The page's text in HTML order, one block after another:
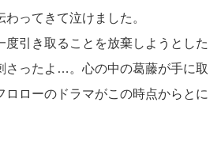
ってきて泣けました。
度引き取ることを放棄しようとした
さったよ…。心の中の葛藤が手に取
ロローのドラマがこの時点からとに